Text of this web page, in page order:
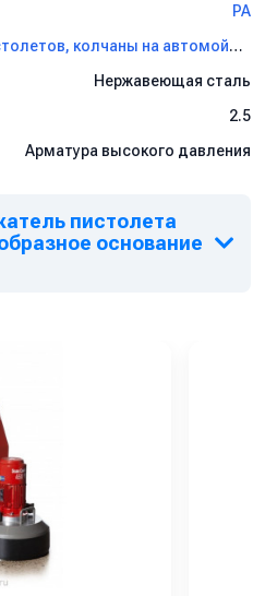
PA
Держатели пистолетов, колчаны на автомойку PA
Нержавеющая сталь
2.5
Арматура высокого давления
пистолета
основание